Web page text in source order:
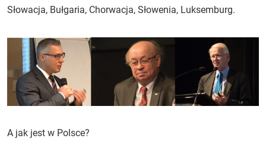
Słowacja, Bułgaria, Chorwacja, Słowenia, Luksemburg.
A jak jest w Polsce?